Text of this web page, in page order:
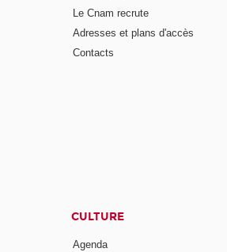
Le Cnam recrute
Adresses et plans d'accès
Contacts
CULTURE
Agenda